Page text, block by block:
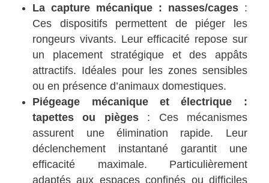
La capture mécanique : nasses/cages:
Ces dispositifs permettent de piéger les
rongeurs vivants. Leur efficacité repose sur
un placement stratégique et des appâts
attractifs. Idéales pour les zones sensibles
ou en présence d’animaux domestiques.
Piégeage mécanique et électrique :
tapettes ou pièges: Ces mécanismes
assurent une élimination rapide. Leur
déclenchement instantané garantit une
efficacité maximale. Particulièrement
adaptés aux espaces confinés ou difficiles